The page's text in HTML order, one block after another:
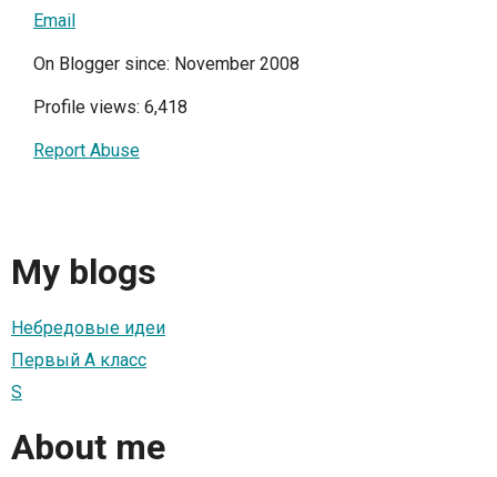
Email
On Blogger since: November 2008
Profile views: 6,418
Report Abuse
My blogs
Небредовые идеи
Первый А класс
S
About me